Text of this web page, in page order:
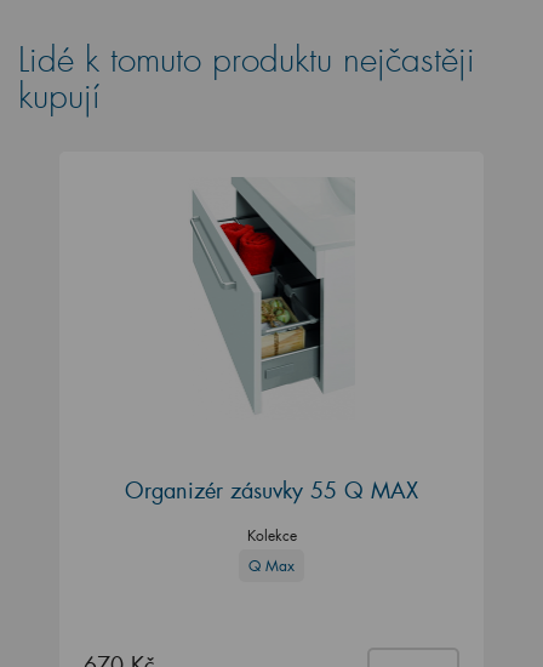
Lidé k tomuto produktu nejčastěji
kupují
Organizér zásuvky 55 Q MAX
Kolekce
Q Max